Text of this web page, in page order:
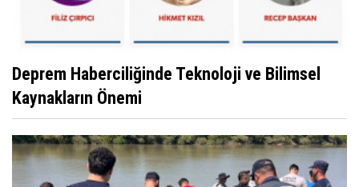
Deprem Haberciliğinde Teknoloji ve Bilimsel
Kaynakların Önemi